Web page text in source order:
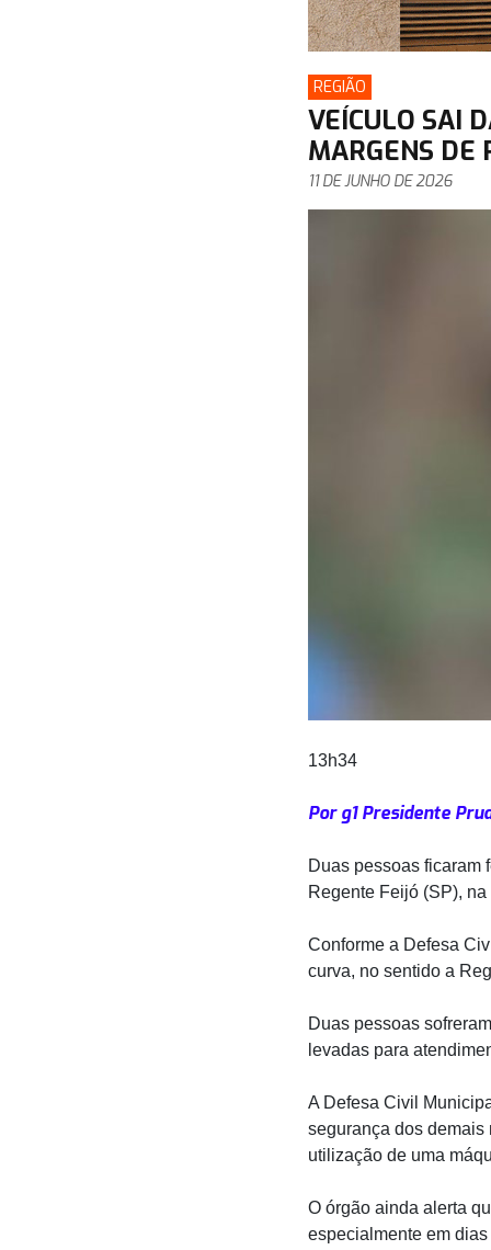
REGIÃO
VEÍCULO SAI
MARGENS DE
11 DE JUNHO DE 2026
13h34
Por g1 Presidente
Duas pessoas ficaram
Regente Feijó (SP),
Conforme a Defesa
curva, no sentido a
Duas pessoas
levadas para
A Defesa Civil
segurança dos demais
utilização de uma
O órgão ainda alerta
especialmente em